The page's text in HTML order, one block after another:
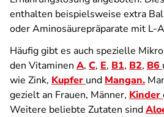
enthalten beispielsweise extra
oder Aminosäurepräparate mit L-
Häufig gibt es auch spezielle
den Vitaminen A, C, E, B1, B2, B6
wie Zink, Kupfer und Mangan.
gezielt an Frauen, Männer, Kinder
Weitere beliebte Zutaten sind